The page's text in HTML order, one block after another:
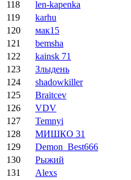
118
len-kapenka
119
karhu
120
мак15
121
bemsha
122
kainsk 71
123
Злыдень
124
shadowkiller
125
Braitcev
126
VDV
127
Temnyi
128
МИШКО 31
129
Demon_Best666
130
Рыжий
131
Alexs